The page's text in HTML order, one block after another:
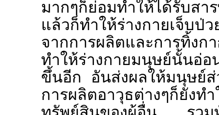
มากๆก็ย่อมทำให้ได้รับสา
แล้วก็ทำให้ร่างกายเจ็บ
จากการผลิตและการทิ้ง
ทำให้ร่างกายมนุษย์นั้นอ่อ
ขึ้นอีก อันส่งผลให้มนุษย์
การผลิตอาวุธต่างๆก็ยังท